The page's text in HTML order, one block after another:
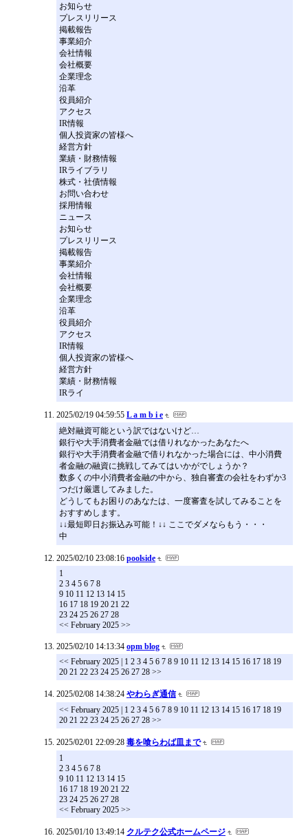
お知らせ
プレスリリース
掲載報告
事業紹介
会社情報
会社概要
企業理念
沿革
役員紹介
アクセス
IR情報
個人投資家の皆様へ
経営方針
業績・財務情報
IRライブラリ
株式・社債情報
お問い合わせ
採用情報
ニュース
お知らせ
プレスリリース
掲載報告
事業紹介
会社情報
会社概要
企業理念
沿革
役員紹介
アクセス
IR情報
個人投資家の皆様へ
経営方針
業績・財務情報
IRライ
2025/02/19 04:59:55 L a m b i e
絶対融資可能という訳ではないけど…
銀行や大手消費者金融では借りれなかったあなたへ
銀行や大手消費者金融で借りれなかった場合には、中小消費
者金融の融資に挑戦してみてはいかがでしょうか？
数多くの中小消費者金融の中から、独自審査の会社をわずか3
つだけ厳選してみました。
どうしてもお困りのあなたは、一度審査を試してみることを
おすすめします。
↓↓最短即日お振込み可能！↓↓ ここでダメならもう・・・
中
2025/02/10 23:08:16 poolside
1
2 3 4 5 6 7 8
9 10 11 12 13 14 15
16 17 18 19 20 21 22
23 24 25 26 27 28
<< February 2025 >>
2025/02/10 14:13:34 opm blog
<< February 2025 | 1 2 3 4 5 6 7 8 9 10 11 12 13 14 15 16 17 18 19
20 21 22 23 24 25 26 27 28 >>
2025/02/08 14:38:24 やわらぎ通信
<< February 2025 | 1 2 3 4 5 6 7 8 9 10 11 12 13 14 15 16 17 18 19
20 21 22 23 24 25 26 27 28 >>
2025/02/01 22:09:28 毒を喰らわば皿まで
1
2 3 4 5 6 7 8
9 10 11 12 13 14 15
16 17 18 19 20 21 22
23 24 25 26 27 28
<< February 2025 >>
2025/01/10 13:49:14 クルテク公式ホームページ